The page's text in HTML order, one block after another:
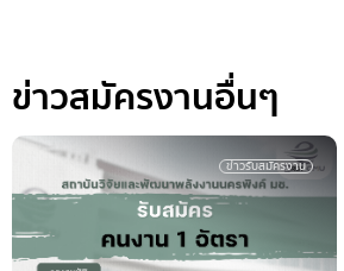
ข่าวสมัครงานอื่นๆ
ข่าวรับสมัครงาน